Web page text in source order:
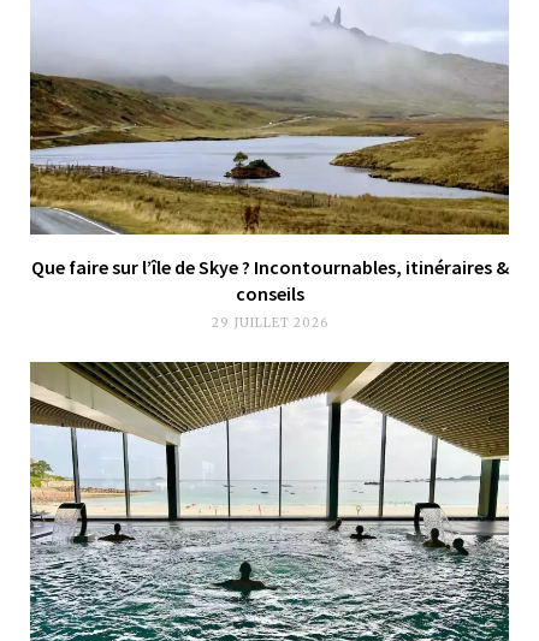
Que faire sur l’île de Skye ? Incontournables, itinéraires &
conseils
29 JUILLET 2026